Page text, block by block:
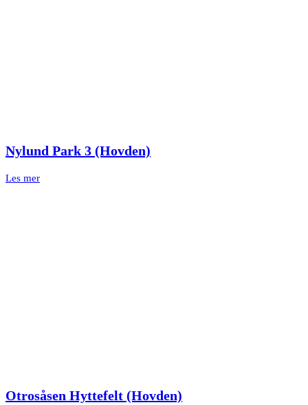
Nylund Park 3 (Hovden)
Les mer
Otrosåsen Hyttefelt (Hovden)